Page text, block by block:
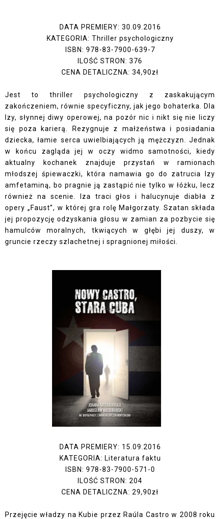
DATA PREMIERY: 30.09.2016
KATEGORIA: Thriller psychologiczny
ISBN: 978-83-7900-639-7
ILOŚĆ STRON: 376
CENA DETALICZNA: 34,90zł
Jest to thriller psychologiczny z zaskakującym
zakończeniem, równie specyficzny, jak jego bohaterka. Dla
Izy, słynnej diwy operowej, na pozór nic i nikt się nie liczy
się poza karierą. Rezygnuje z małżeństwa i posiadania
dziecka, łamie serca uwielbiających ją mężczyzn. Jednak
w końcu zagląda jej w oczy widmo samotności, kiedy
aktualny kochanek znajduje przystań w ramionach
młodszej śpiewaczki, która namawia go do zatrucia Izy
amfetaminą, bo pragnie ją zastąpić nie tylko w łóżku, lecz
również na scenie. Iza traci głos i halucynuje diabła z
opery „Faust”, w której gra rolę Małgorzaty. Szatan składa
jej propozycję odzyskania głosu w zamian za pozbycie się
hamulców moralnych, tkwiących w głębi jej duszy, w
gruncie rzeczy szlachetnej i spragnionej miłości.
DATA PREMIERY: 15.09.2016
KATEGORIA: Literatura faktu
ISBN: 978-83-7900-571-0
ILOŚĆ STRON: 204
CENA DETALICZNA: 29,90zł
Przejęcie władzy na Kubie przez Raúla Castro w 2008 roku